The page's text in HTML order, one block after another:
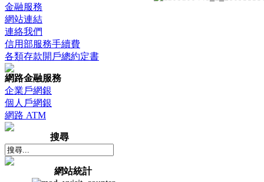
金融服務
網站連結
連絡我們
信用部服務手續費
各類存款開戶總約定書
網路金融服務
企業戶網銀
個人戶網銀
網路 ATM
搜尋
網站統計